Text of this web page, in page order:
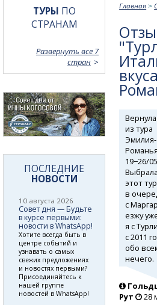
Главная >
из тура
Эмилия-
Романья,
19−26/
Выбрала
этот
в
с
езжу
я с
с 2011
обо
нечего.
Рут
28
ТУРЫ ПО
СТРАНАМ
Развернуть все 7
стран
ПОСЛЕДНИЕ
НОВОСТИ
10 августа 2026
Совет дня — Будьте
в курсе первыми:
новости в WhatsApp!
Хотите всегда быть в
центре событий и
узнавать о самых
свежих предложениях
и новостях первыми?
Присоединяйтесь к
нашей группе
новостей в WhatsApp!